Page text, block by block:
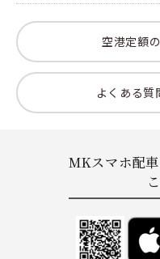
空港定額
よくある質
MKスマホ配